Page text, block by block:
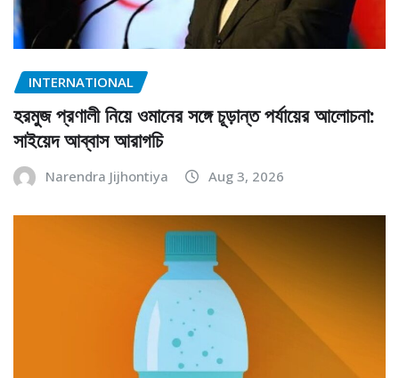
INTERNATIONAL
হরমুজ প্রণালী নিয়ে ওমানের সঙ্গে চূড়ান্ত পর্যায়ের আলোচনা:
সাইয়েদ আব্বাস আরাগচি
Narendra Jijhontiya Aug 3, 2026